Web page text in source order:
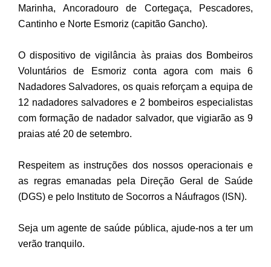
Marinha, Ancoradouro de Cortegaça, Pescadores,
Cantinho e Norte Esmoriz (capitão Gancho).
O dispositivo de vigilância às praias dos Bombeiros
Voluntários de Esmoriz conta agora com mais 6
Nadadores Salvadores, os quais reforçam a equipa de
12 nadadores salvadores e 2 bombeiros especialistas
com formação de nadador salvador, que vigiarão as 9
praias até 20 de setembro.
Respeitem as instruções dos nossos operacionais e
as regras emanadas pela Direção Geral de Saúde
(DGS) e pelo Instituto de Socorros a Náufragos (ISN).
Seja um agente de saúde pública, ajude-nos a ter um
verão tranquilo.